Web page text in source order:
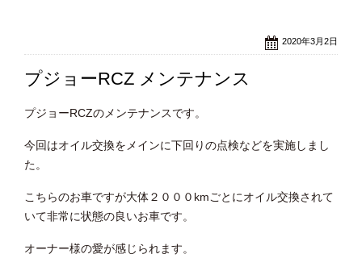
2020年3月2日
プジョーRCZ メンテナンス
プジョーRCZのメンテナンスです。
今回はオイル交換をメインに下回りの点検などを実施しまし
た。
こちらのお車ですが大体２０００kmごとにオイル交換されて
いて非常に状態の良いお車です。
オーナー様の愛が感じられます。